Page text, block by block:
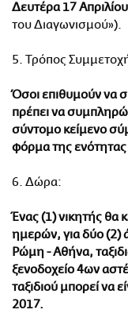
Δευτέρα 17
του Διαγωνισμού»).
5. Τρόπος
Όσοι επιθυμούν να
πρέπει να
σύντομο κείμενο
φόρμα της
6. Δώρα:
Ένας (1) νικητής θα
ημερών, για δύο (2)
Ρώμη - Αθήνα,
ξενοδοχείο 4ων
ταξιδιού μπορεί να
2017.